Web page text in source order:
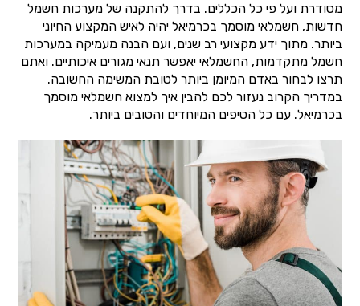
מסודרת ועל פי כל הכללים. בדרך להתקנה של מערכות חשמל
חדשות, חשמלאי מוסמך בכרמיאל יהיה לאיש המקצוע החיוני
ביותר. מתוך ידע מקצועי רב שנים, ועם הבנה מעמיקה במערכות
חשמל מתקדמות, החשמלאי יאפשר תנאי מגורים איכותיים. ואתם
תרצו לבחור באדם המיומן ביותר לטובת המשימה החשובה.
במדריך הקרוב נעזור לכם להבין איך למצוא חשמלאי מוסמך
בכרמיאל. עם כל הטיפים המיוחדים והטובים ביותר.